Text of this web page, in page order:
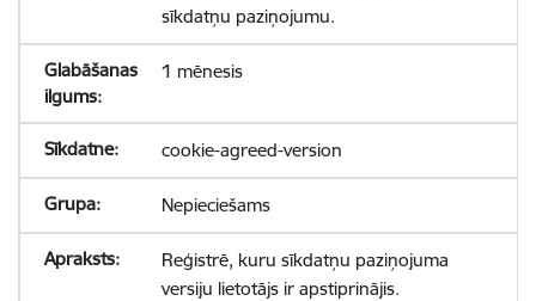
sīkdatņu paziņojumu.
1 mēnesis
cookie-agreed-version
Nepieciešams
Reģistrē, kuru sīkdatņu paziņojuma
versiju lietotājs ir apstiprinājis.